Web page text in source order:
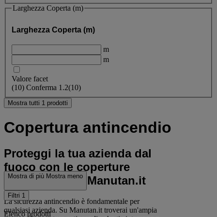
Larghezza Coperta (m)
Larghezza Coperta (m)
m
m
Valore facet
(10) Conferma 1.2(10)
Mostra tutti 1 prodotti
Copertura antincendio
Proteggi la tua azienda dal
fuoco con le coperture
antincendio di Manutan.it
La sicurezza antincendio è fondamentale per
qualsiasi azienda. Su Manutan.it troverai un'ampia
Mostra di più Mostra meno
Filtri 1
Elenco prodotti